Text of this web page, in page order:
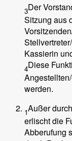
3Der
Sitzung aus
Kassierin
4Diese
werden.
1Außer
erlischt die
Abberufung